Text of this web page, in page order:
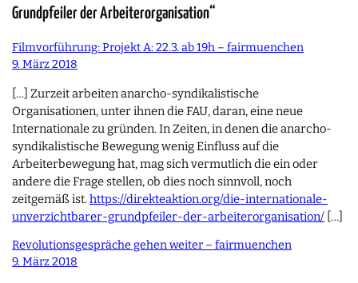
Grundpfeiler der Arbeiterorganisation“
Filmvorführung: Projekt A: 22.3. ab 19h – fairmuenchen
9. März 2018
[…] Zurzeit arbeiten anarcho-syndikalistische
Organisationen, unter ihnen die FAU, daran, eine neue
Internationale zu gründen. In Zeiten, in denen die anarcho-
syndikalistische Bewegung wenig Einfluss auf die
Arbeiterbewegung hat, mag sich vermutlich die ein oder
andere die Frage stellen, ob dies noch sinnvoll, noch
zeitgemäß ist.https://direkteaktion.org/die-internationale-
unverzichtbarer-grundpfeiler-der-arbeiterorganisation/ […]
Revolutionsgespräche gehen weiter – fairmuenchen
9. März 2018